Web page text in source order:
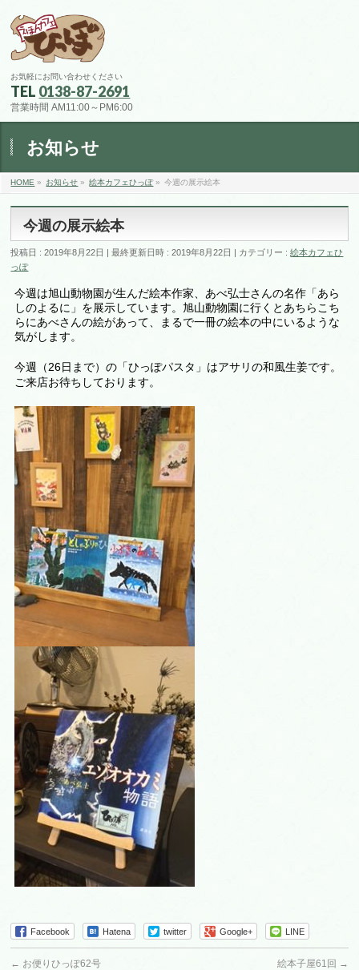
お気軽にお問い合わせください
TEL 0138-87-2691
営業時間 AM11:00～PM6:00
お知らせ
HOME » お知らせ » 絵本カフェひっぽ» 今週の展示絵本
今週の展示絵本
投稿日 : 2019年8月22日 最終更新日時 : 2019年8月22日 カテゴリー :絵本カフェひ
っぽ
今週は旭山動物園が生んだ絵本作家、あべ弘士さんの名作「あら
しのよるに」を展示しています。旭山動物園に行くとあちらこち
らにあべさんの絵があって、まるで一冊の絵本の中にいるような
気がします。
今週（26日まで）の「ひっぽパスタ」はアサリの和風生姜です。
ご来店お待ちしております。
Facebook Hatena twitter Google+ LINE
← お便りひっぽ62号 絵本子屋61回 →